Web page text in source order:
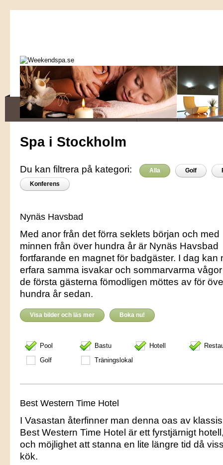
Spa i Stockholm
Du kan filtrera på kategori: Alla Golf
Konferens
Nynäs Havsbad
Med anor från det förra seklets början och med
minnen från över hundra år är Nynäs Havsbad
fortfarande en magnet för badgäster. I dag kan
erfara samma isvakar och sommarvarma
de första gästerna fömodligen möttes av för
hundra år sedan.
Visa bilder och läs mer Boka nu!
Pool Bastu Hotell
Golf
Träningslokal
Best Western Time Hotel
I Vasastan återfinner man denna oas av
Best Western Time Hotel är ett fyrstjärnigt
och möjlighet att stanna en lite längre tid då
kök.